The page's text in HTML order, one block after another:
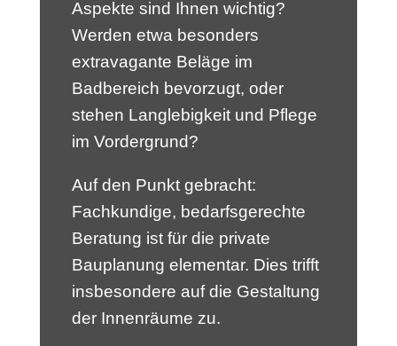
Aspekte sind Ihnen wichtig?
Werden etwa besonders
extravagante Beläge im
Badbereich bevorzugt, oder
stehen Langlebigkeit und Pflege
im Vordergrund?
Auf den Punkt gebracht:
Fachkundige, bedarfsgerechte
Beratung ist für die private
Bauplanung elementar. Dies trifft
insbesondere auf die Gestaltung
der Innenräume zu.